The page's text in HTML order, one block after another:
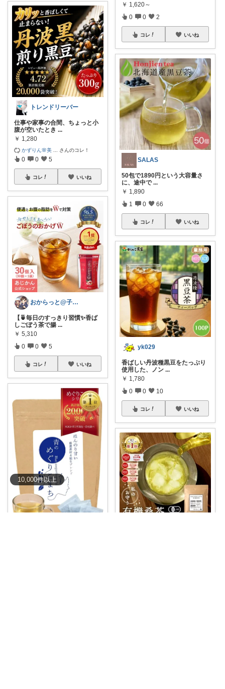
10,000件以上
トレンドリーバー
仕事や家事の合間、ちょっと小
腹が空いたとき ...
￥ 1,280
かずりん🌸美 さんのコレ！
0 0 5
コレ いいね
おからっと@子育てに余裕を✨
【🍵毎日のすっきり習慣✨香ば
しごぼう茶で腸 ...
￥ 5,310
0 0 5
コレ いいね
￥ 1,620～
0 0 2
コレ いいね
SALAS
50包で1890円という大容量さ
に、途中で ...
￥ 1,890
1 0 66
コレ いいね
yk029
香ばしい丹波種黒豆をたっぷり
使用した、ノン ...
￥ 1,780
0 0 10
コレ いいね